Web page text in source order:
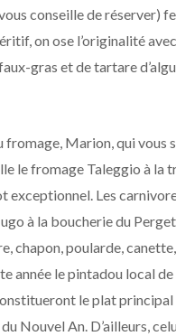
vous conseille de réserver)
on ose l’originalité
gras et de tartare
fromage, Marion, qui vous
le fromage Taleggio à la
exceptionnel. Les
à la boucherie du
chapon, poularde,
année le pintadou local
le plat
Nouvel An. D’ailleurs,